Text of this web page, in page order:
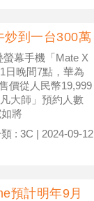
到一台300萬
幕手機「Mate X
日晚間7點，華為
價從人民幣19,999
大師」預約人數
將
: 3C | 2024-09-12
預計明年9月